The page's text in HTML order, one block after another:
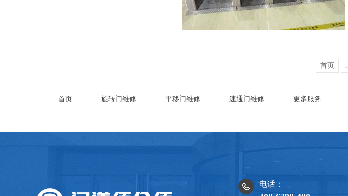
首页
首页 旋转门维修 平移门维修 速通门维修 更多服务
电话：